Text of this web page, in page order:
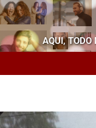
AQUI, TODO